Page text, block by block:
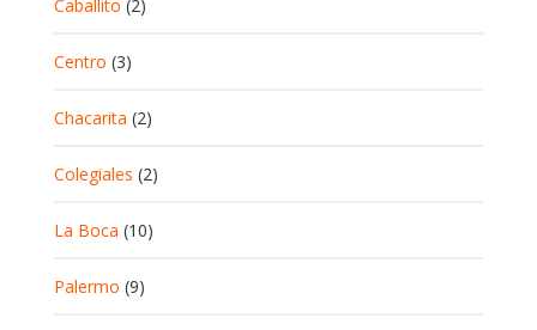
Caballito (2)
Centro (3)
Chacarita (2)
Colegiales (2)
La Boca (10)
Palermo (9)